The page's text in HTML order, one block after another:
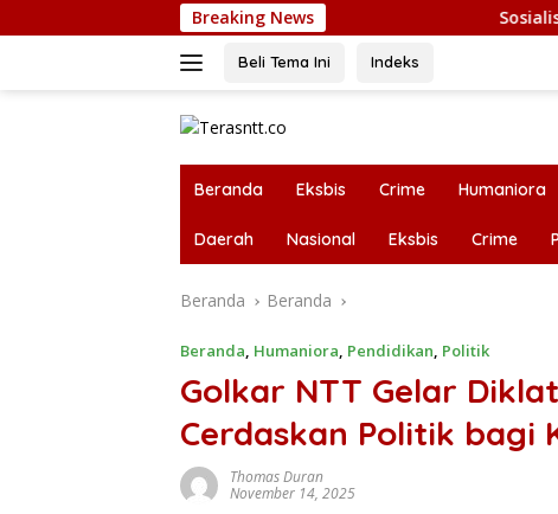
ke
Breaking News Sosialisasi Pencak
Beli Tema Ini Indeks
Beranda Eksbis Crime Humaniora
Daerah Nasional Eksbis Crime
Beranda Beranda
Beranda, Humaniora, Pendidikan, Politik
Golkar NTT Gelar
Cerdaskan Politik bagi
Thomas Duran
November 14, 2025